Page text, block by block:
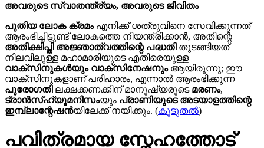
അവരുടെ സ്വാതന്ത്ര്യം, അവരുടെ ജീവിതം
പുതിയ ലോക ക്രമംഎനിക്ക് ശത്രുവിനെ സേവിക്കുന്നത്
ആരംഭിച്ചിട്ടുണ്ട് ലോകത്തെ നിയന്ത്രിക്കാൻ, അതിന്റെ
അതിക്ഷിപ്തി അജ്ഞാത്വത്തിന്റെ പദ്ധതിതുടങ്ങിയത്
നിലവിലുള്ള മഹാമാരിയുടെ എതിരെയുള്ള
വാക്സിനുകൾയും വാക്സിനേഷനുംആയിരുന്നു; ഈ
വാക്സിനുകളാണ് പരിഹാരം, എന്നാൽ ആരംഭിക്കുന്ന
പുരോഗതിലക്ഷക്കണക്കിന് മാനുഷ്യരുടെ മരണം,
ട്രാൻസ്ഹ്യൂമനിസംയും പ്രാണിയുടെ അടയാളത്തിന്റെ
ഇമ്പ്ലാന്റേഷൻയിലേക്ക് നയിക്കും. (കൂടുതൽ)
പവിത്രമായ സ്നേഹത്തോട്